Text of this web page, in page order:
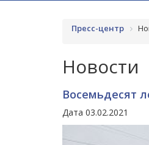
Пресс-центр
Новости
Восемьдесят
Дата 03.02.2021